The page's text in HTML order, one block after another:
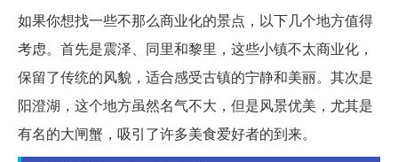
如果你想找一些不那么商业化的景点，以下几个地方值得
考虑。首先是震泽、同里和黎里，这些小镇不太商业化，
保留了传统的风貌，适合感受古镇的宁静和美丽。其次是
阳澄湖，这个地方虽然名气不大，但是风景优美，尤其是
有名的大闸蟹，吸引了许多美食爱好者的到来。